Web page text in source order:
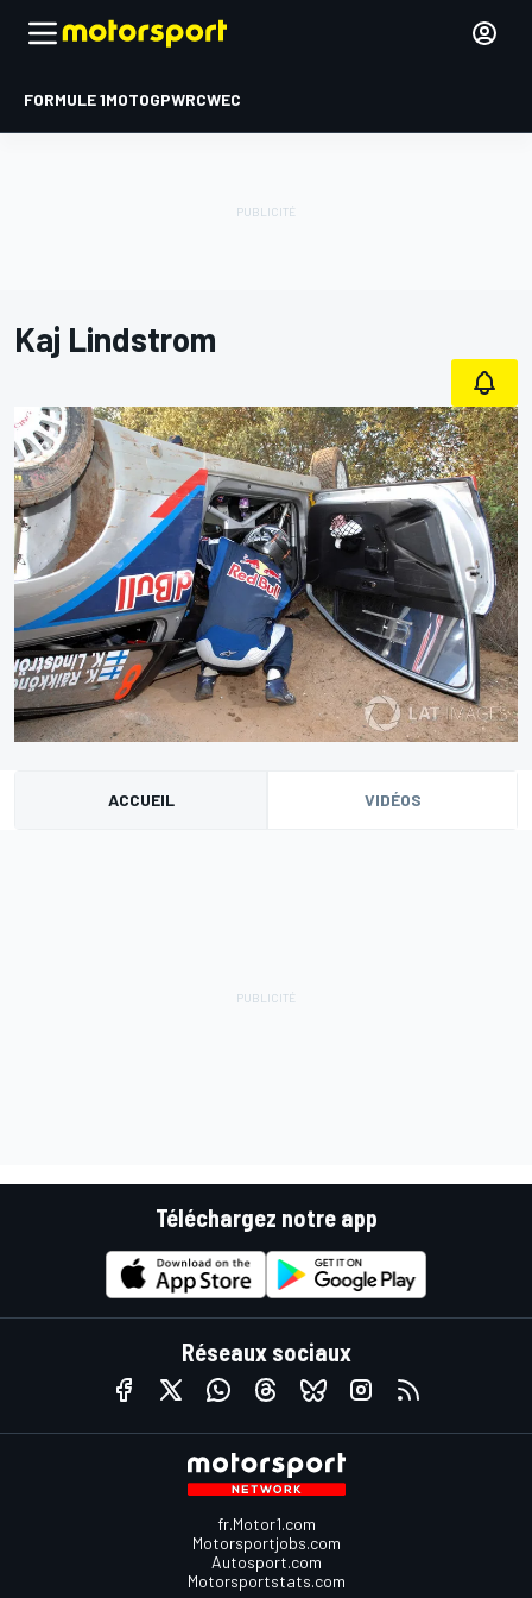
FORMULE 1MOTOGPWRCWEC
Kaj Lindstrom
ACCUEIL VIDÉOS
Téléchargez notre app
Réseaux sociaux
fr.Motor1.com
Motorsportjobs.com
Autosport.com
Motorsportstats.com